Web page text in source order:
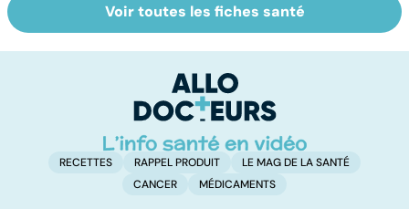
Inflammation des
amygdales : que
Retrouver du
tonus grâce aux
Voir toutes les fiches santé
RECETTES RAPPEL PRODUIT
LE MAG DE LA SANTÉ
CANCER
MÉDICAMENTS